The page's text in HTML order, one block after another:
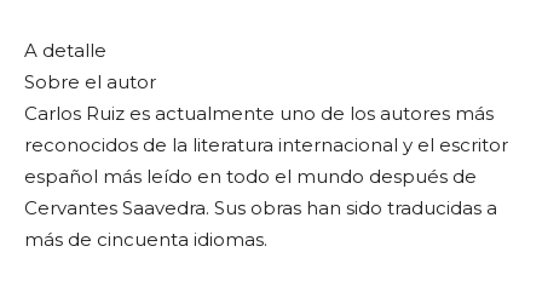
A detalle
Sobre el autor
Carlos Ruiz es actualmente uno de los autores más
reconocidos de la literatura internacional y el escritor
español más leído en todo el mundo después de
Cervantes Saavedra. Sus obras han sido traducidas a
más de cincuenta idiomas.